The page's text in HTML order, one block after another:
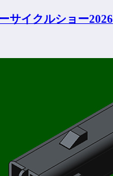
サイクルショー2026